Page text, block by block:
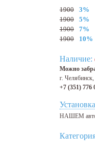
1900 3%
1900 5%
1900 7%
1900 10%
Наличие:
Можно
г.
+7 (351) 776
НАШЕМ